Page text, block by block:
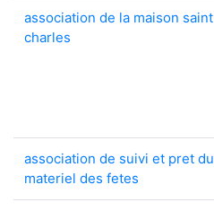
association de la maison saint
charles
association de suivi et pret du
materiel des fetes